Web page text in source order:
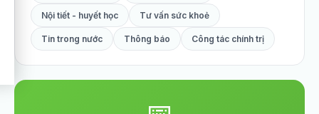
Nội tiết - huyết học Tư vấn sức khoẻ
Tin trong nước Thông báo Công tác chính trị